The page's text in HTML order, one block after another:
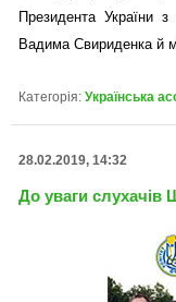
Президента України з
Вадима Свириденка й
Категорія: Українська
28.02.2019, 14:32
До уваги слухачів